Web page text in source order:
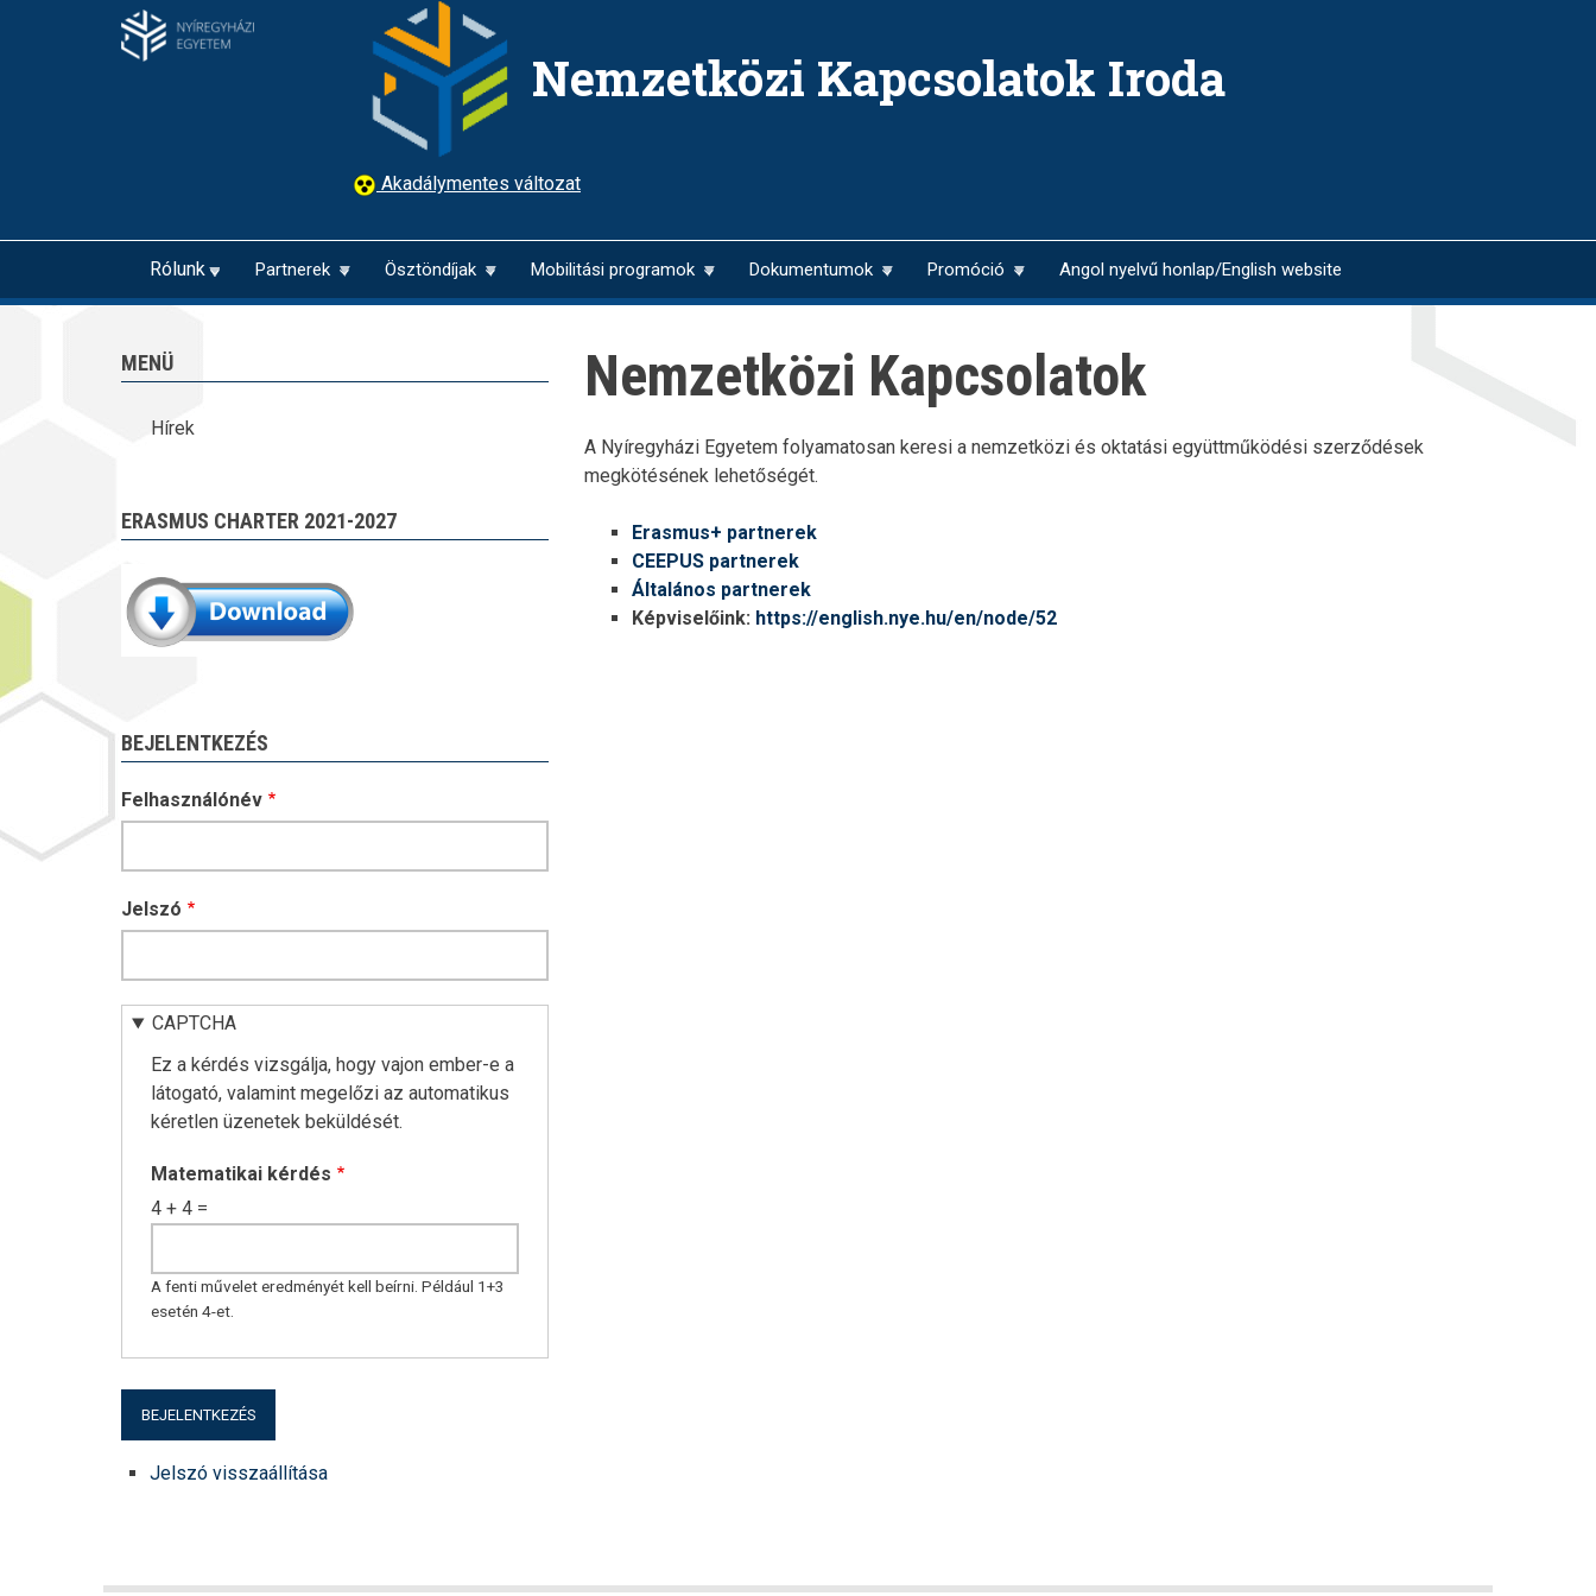
Nemzetközi Kapcsolatok Iroda
Akadálymentes változat
Rólunk Partnerek Ösztöndíjak Mobilitási programok Dokumentumok Promóció Angol nyelvű honlap/English website
MENÜ
Hírek
ERASMUS CHARTER 2021-2027
BEJELENTKEZÉS
Felhasználónév
Jelszó
CAPTCHA
Ez a kérdés vizsgálja, hogy vajon ember-e a
látogató, valamint megelőzi az automatikus
kéretlen üzenetek beküldését.
Matematikai kérdés
4 + 4 =
A fenti művelet eredményét kell beírni. Például 1+3
esetén 4-et.
Jelszó visszaállítása
Nemzetközi Kapcsolatok
A Nyíregyházi Egyetem folyamatosan keresi a nemzetközi és oktatási együttműködési szerződések
megkötésének lehetőségét.
Erasmus+ partnerek
CEEPUS partnerek
Általános partnerek
Képviselőink: https://english.nye.hu/en/node/52